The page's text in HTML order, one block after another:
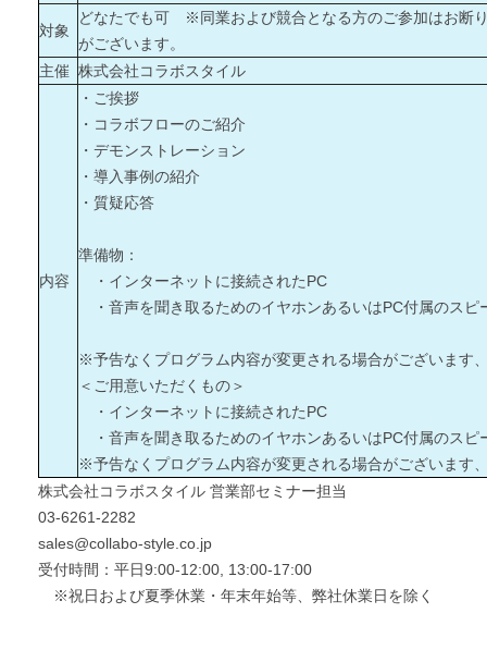
対象
どなたでも可 ※同業および競合となる方のご参加はお断
がございます。
主催 株式会社コラボスタイル
内容
・ご挨拶
・コラボフローのご紹介
・デモンストレーション
・導入事例の紹介
・質疑応答
準備物：
・インターネットに接続されたPC
・音声を聞き取るためのイヤホンあるいはPC付属のスピ
※予告なくプログラム内容が変更される場合がございます
＜ご用意いただくもの＞
・インターネットに接続されたPC
・音声を聞き取るためのイヤホンあるいはPC付属のスピ
※予告なくプログラム内容が変更される場合がございます
株式会社コラボスタイル 営業部セミナー担当
03-6261-2282
sales@collabo-style.co.jp
受付時間：平日9:00-12:00, 13:00-17:00
※祝日および夏季休業・年末年始等、弊社休業日を除く